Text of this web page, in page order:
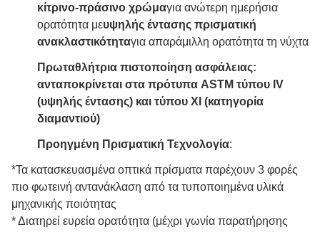
κίτρινο-πράσινο χρώμαγια ανώτερη ημερήσια
ορατότητα μευψηλής έντασης πρισματική
ανακλαστικότηταγια απαράμιλλη ορατότητα τη νύχτα
Πρωταθλήτρια πιστοποίηση ασφάλειας:
ανταποκρίνεται στα πρότυπα ASTM τύπου IV
(υψηλής έντασης) και τύπου XI (κατηγορία
διαμαντιού)
Προηγμένη Πρισματική Τεχνολογία:
*Τα κατασκευασμένα οπτικά πρίσματα παρέχουν 3 φορές
πιο φωτεινή αντανάκλαση από τα τυποποιημένα υλικά
μηχανικής ποιότητας
* Διατηρεί ευρεία ορατότητα (μέχρι γωνία παρατήρησης